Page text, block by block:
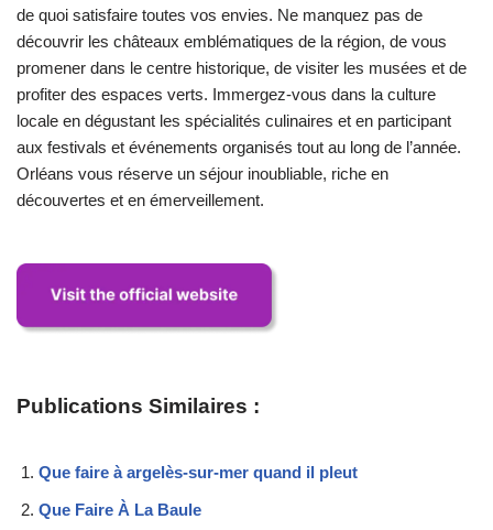
de quoi satisfaire toutes vos envies. Ne manquez pas de
découvrir les châteaux emblématiques de la région, de vous
promener dans le centre historique, de visiter les musées et de
profiter des espaces verts. Immergez-vous dans la culture
locale en dégustant les spécialités culinaires et en participant
aux festivals et événements organisés tout au long de l’année.
Orléans vous réserve un séjour inoubliable, riche en
découvertes et en émerveillement.
Publications Similaires :
Que faire à argelès-sur-mer quand il pleut
Que Faire À La Baule